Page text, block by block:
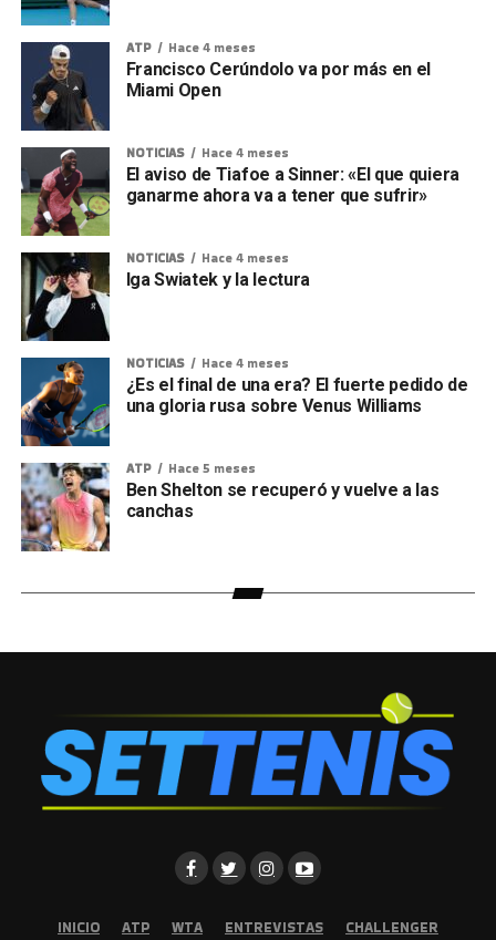
ATP Hace 4 meses
Francisco Cerúndolo va por más en el
Miami Open
NOTICIAS Hace 4 meses
El aviso de Tiafoe a Sinner: «El que quiera
ganarme ahora va a tener que sufrir»
NOTICIAS Hace 4 meses
Iga Swiatek y la lectura
NOTICIAS Hace 4 meses
¿Es el final de una era? El fuerte pedido de
una gloria rusa sobre Venus Williams
ATP Hace 5 meses
Ben Shelton se recuperó y vuelve a las
canchas
INICIO ATP WTA ENTREVISTAS CHALLENGER